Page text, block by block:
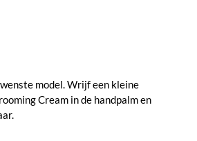
model. Wrijf een kleine
Cream in de handpalm en